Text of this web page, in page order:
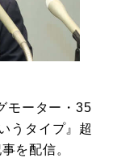
モーター・35
うタイプ』超
を配信。